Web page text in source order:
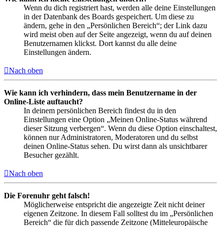
Wenn du dich registriert hast, werden alle deine Einstellungen
in der Datenbank des Boards gespeichert. Um diese zu
ändern, gehe in den „Persönlichen Bereich“; der Link dazu
wird meist oben auf der Seite angezeigt, wenn du auf deinen
Benutzernamen klickst. Dort kannst du alle deine
Einstellungen ändern.
Nach oben
Wie kann ich verhindern, dass mein Benutzername in der
Online-Liste auftaucht?
In deinem persönlichen Bereich findest du in den
Einstellungen eine Option „Meinen Online-Status während
dieser Sitzung verbergen“. Wenn du diese Option einschaltest,
können nur Administratoren, Moderatoren und du selbst
deinen Online-Status sehen. Du wirst dann als unsichtbarer
Besucher gezählt.
Nach oben
Die Forenuhr geht falsch!
Möglicherweise entspricht die angezeigte Zeit nicht deiner
eigenen Zeitzone. In diesem Fall solltest du im „Persönlichen
Bereich“ die für dich passende Zeitzone (Mitteleuropäische